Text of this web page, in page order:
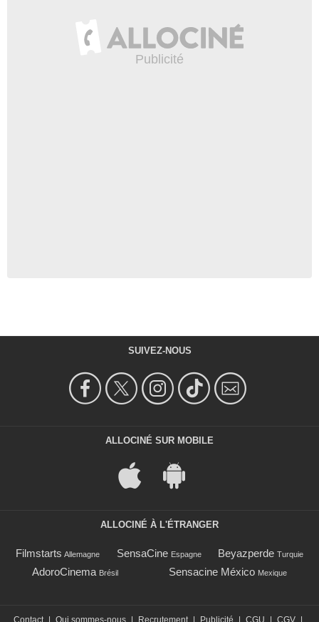
SUIVEZ-NOUS
ALLOCINÉ SUR MOBILE
ALLOCINÉ À L'ÉTRANGER
Filmstarts Allemagne SensaCine Espagne Beyazperde Turquie
AdoroCinema Brésil Sensacine México Mexique
Contact | Qui sommes-nous | Recrutement | Publicité | CGU | CGV |